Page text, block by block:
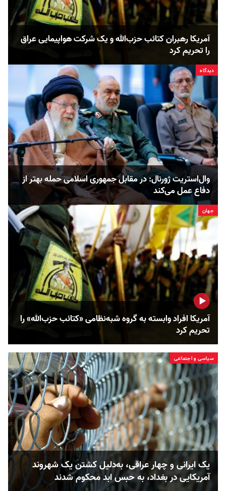
آمریکا رهبران کتائب حزب‌الله و یک شرکت هواپیمایی عراق
را تحریم کرد
دیدگاه
وال‌استریت ژورنال: در مقابل جمهوری اسلامی حمله بهتر از
دفاع عمل می‌کند
جهان
آمریکا افراد وابسته به گروه شبه‌نظامی «کتائب حزب‌الله» را
تحریم‌ کرد
سیاسی و اجتماعی
یک ایرانی و چهار عراقی، به‌دلیل کشتن یک شهروند
آمریکایی در بغداد، به حبس ابد محکوم شدند